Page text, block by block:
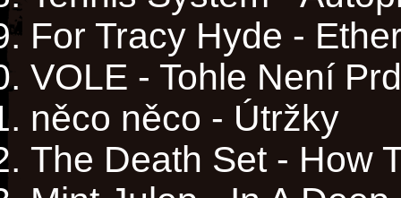
For Tracy Hyde -
VOLE - Tohle Není
něco něco - Útržky
The Death Set - How